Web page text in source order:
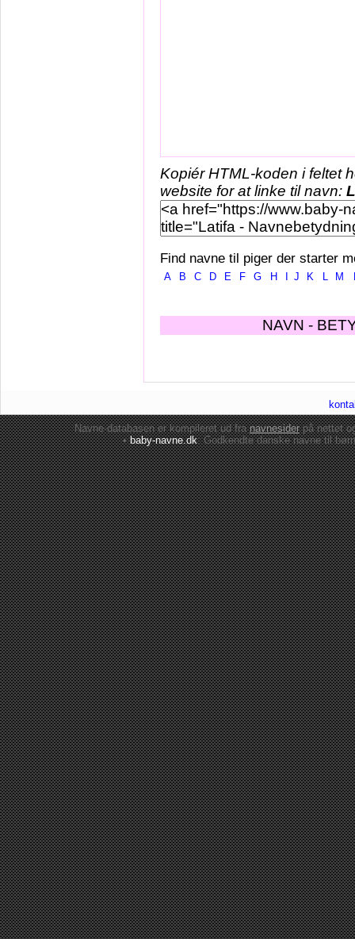
Kopiér HTML-koden i feltet
website for at linke til navn:
Find navne til piger der starter
A B C D E F G H J K L M
NAVN -
Navne-databasen er kompileret ud franavnesiderpå nettet
•baby-navne.dk: Godkendte danskenavne til børn